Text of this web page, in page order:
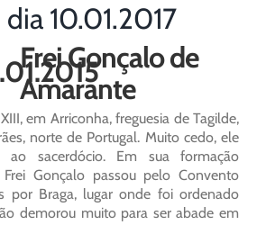
10.01.2017
Frei Gonçalo de
Amarante
em Arriconha, freguesia de Tagilde,
norte de Portugal. Muito cedo, ele
sacerdócio. Em sua formação
Gonçalo passou pelo Convento
por Braga, lugar onde foi ordenado
demorou muito para ser abade em